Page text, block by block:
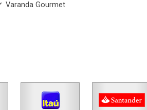
Varanda Gourmet